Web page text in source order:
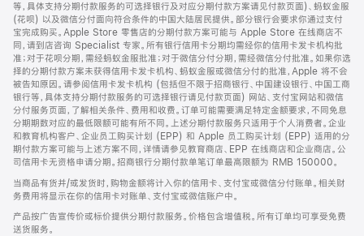
等，具体支持分期付款服务的可选择银行及对应分期付款方案请见付款页面)、蚂蚁金服
(花呗) 以及微信分付面向符合条件的中国大陆居民提供。部分银行会要求你通过支付
宝完成购买。Apple Store 零售店的分期付款方案可能与 Apple Store 在线商店不
同，请到店咨询 Specialist 专家。所有银行信用卡分期均需经你的信用卡发卡机构批
准；对于花呗分期，需经蚂蚁金服批准；对于微信分付分期，需经微信分付批准。如果你选
择的分期付款方案未获得信用卡发卡机构、蚂蚁金服或微信分付的批准，Apple 将不会
被告知原因。请参阅信用卡发卡机构 (包括但不限于招商银行、中国建设银行、中国工商
银行等，具体支持分期付款服务的可选择银行请见付款页面) 网站、支付宝网站和微信
分付服务页面，了解相关条件、费用和收费。订单可能需要满足特定金额要求，不同免息
分期期数对应的最低限额可能有所不同。上述分期付款服务只适用于个人消费者。企业
和教育机构客户、企业员工购买计划 (EPP) 和 Apple 员工购买计划 (EPP) 适用的分
期付款方案可能与上述方案不同，详情请参见教育商店、EPP 在线商店和企业商店。公
司信用卡无资格申请分期。招商银行分期付款单笔订单最高限额为 RMB 150000。
当商品有货并/或发货时，购物金额将计入你的信用卡、支付宝或微信分付账单。相关财
务费用将显示在你的信用卡对账单、支付宝或微信账户中。
产品按广告宣传价或标价提供分期付款服务。价格包含增值税。所有订单均可享受免费
送货服务。